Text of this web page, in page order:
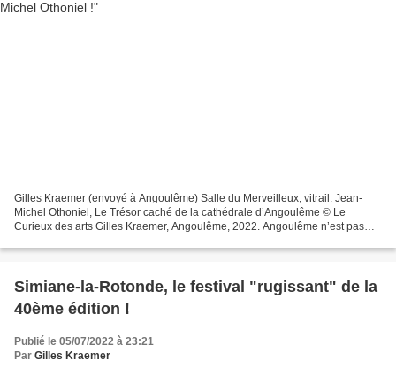
Gilles Kraemer (envoyé à Angoulême) Salle du Merveilleux, vitrail. Jean-
Michel Othoniel, Le Trésor caché de la cathédrale d’Angoulême © Le
Curieux des arts Gilles Kraemer, Angoulême, 2022. Angoulême n’est pas
Simiane-la-Rotonde, le festival "rugissant" de la
40ème édition !
Publié le 05/07/2022 à 23:21
Par Gilles Kraemer